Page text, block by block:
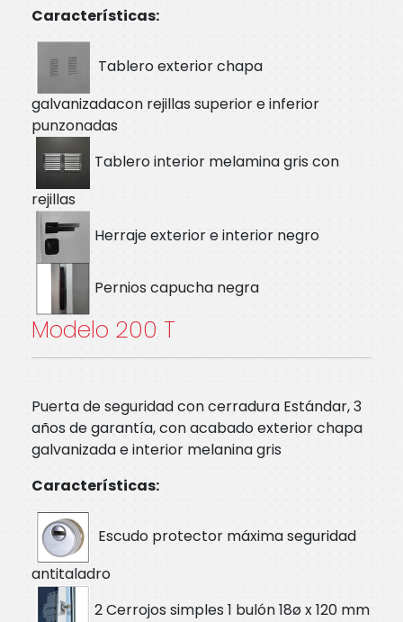
Características:
Tablero exterior chapa
galvanizadacon rejillas superior e inferior
punzonadas
Tablero interior melamina gris con
rejillas
Herraje exterior e interior negro
Pernios capucha negra
Modelo 200 T
Puerta de seguridad con cerradura Estándar, 3
años de garantía, con acabado exterior chapa
galvanizada e interior melanina gris
Características:
Escudo protector máxima seguridad
antitaladro
2 Cerrojos simples 1 bulón 18ø x 120 mm